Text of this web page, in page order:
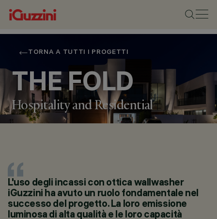
TORNA A TUTTI I PROGETTI
THE FOLD
Hospitality and Residential
LOCALITÀ
DUBAI, UAE
ANNO
2022
DESIGN - ZIAD
FATTOUH, ERIN
DENKOVSKA, JELENA
L'uso degli incassi con ottica wallwasher
iGuzzini ha avuto un ruolo fondamentale nel
successo del progetto. La loro emissione
luminosa di alta qualità e le loro capacità